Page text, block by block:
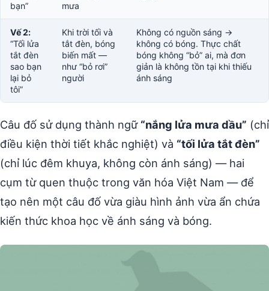
bạn”
mưa
Vế 2:
“Tối lửa
tắt đèn
sao bạn
lại bỏ
tôi”
Khi trời tối và
tắt đèn, bóng
biến mất —
như “bỏ rơi”
người
Không có nguồn sáng →
không có bóng. Thực chất
bóng không “bỏ” ai, mà đơn
giản là không tồn tại khi thiếu
ánh sáng
Câu đố sử dụng thành ngữ “nắng lửa mưa dầu” (chỉ
điều kiện thời tiết khắc nghiệt) và “tối lửa tắt đèn”
(chỉ lúc đêm khuya, không còn ánh sáng) — hai
cụm từ quen thuộc trong văn hóa Việt Nam — để
tạo nên một câu đố vừa giàu hình ảnh vừa ẩn chứa
kiến thức khoa học về ánh sáng và bóng.